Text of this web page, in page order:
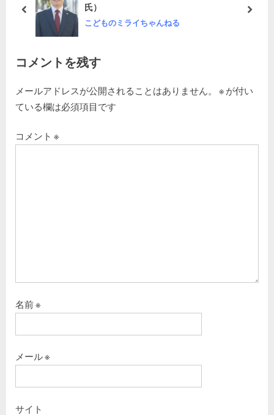
ョ
ン
s
t
:
s
t
氏）
こどものミライちゃんねる
prev next
コメントを残す
メールアドレスが公開されることはありません。 ※ が付い
ている欄は必須項目です
コメント ※
名前※
メール※
サイト